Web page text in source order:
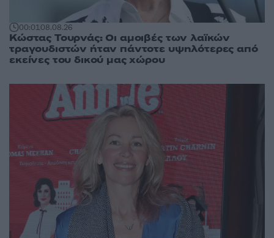
00:0108.08.26
Κώστας Τουρνάς: Οι αμοιβές των λαϊκών
τραγουδιστών ήταν πάντοτε υψηλότερες από
εκείνες του δικού μας χώρου